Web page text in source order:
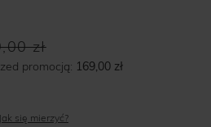
zł
promocją: 169,00 zł
Jak się mierzyć?